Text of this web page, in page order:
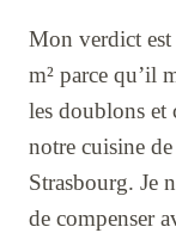
Mon verdict
m² parce qu’il
les doublons et
notre cuisine
Strasbourg. Je
de compenser